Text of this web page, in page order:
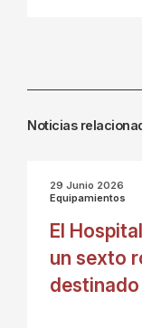
Noticias
29 Junio 2026
Equipamientos
El
un sexto